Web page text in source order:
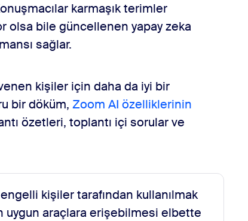
karmaşık terimler
olsa bile güncellenen yapay zeka
sağlar.
kişiler için daha da iyi bir
bir döküm, Zoom AI özelliklerinin
özetleri, toplantı içi sorular ve
kişiler tarafından kullanılmak
uygun araçlara erişebilmesi elbette